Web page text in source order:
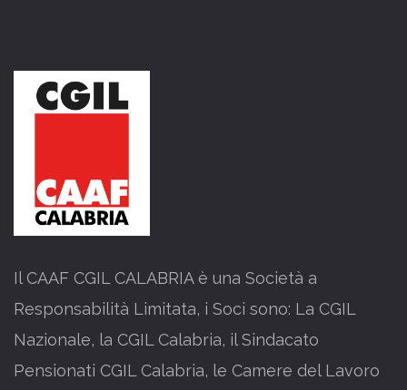
Il CAAF CGIL CALABRIA è una Società a
Responsabilità Limitata, i Soci sono: La CGIL
Nazionale, la CGIL Calabria, il Sindacato
Pensionati CGIL Calabria, le Camere del Lavoro